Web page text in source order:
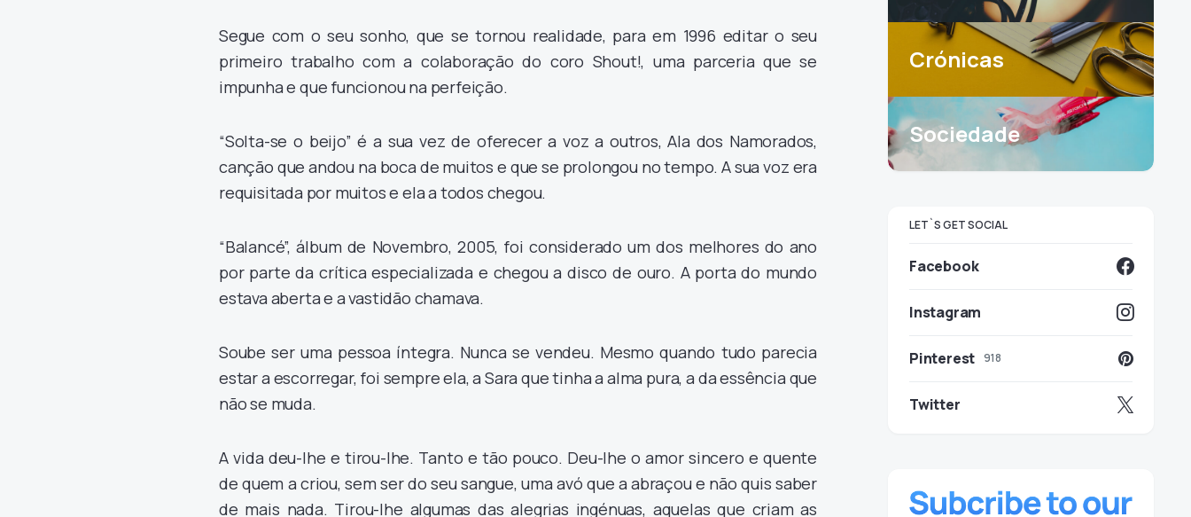
Segue com o seu sonho, que se tornou realidade, para em 1996 editar o seu
primeiro trabalho com a colaboração do coro Shout!, uma parceria que se
impunha e que funcionou na perfeição.
“Solta-se o beijo” é a sua vez de oferecer a voz a outros, Ala dos Namorados,
canção que andou na boca de muitos e que se prolongou no tempo. A sua voz era
requisitada por muitos e ela a todos chegou.
“Balancé”, álbum de Novembro, 2005, foi considerado um dos melhores do ano
por parte da crítica especializada e chegou a disco de ouro. A porta do mundo
estava aberta e a vastidão chamava.
Soube ser uma pessoa íntegra. Nunca se vendeu. Mesmo quando tudo parecia
estar a escorregar, foi sempre ela, a Sara que tinha a alma pura, a da essência que
não se muda.
A vida deu-lhe e tirou-lhe. Tanto e tão pouco. Deu-lhe o amor sincero e quente
de quem a criou, sem ser do seu sangue, uma avó que a abraçou e não quis saber
de mais nada. Tirou-lhe algumas das alegrias ingénuas, aquelas que criam as
Crónicas
Sociedade
LET`S GET SOCIAL
Facebook
Instagram
Pinterest 918
Twitter